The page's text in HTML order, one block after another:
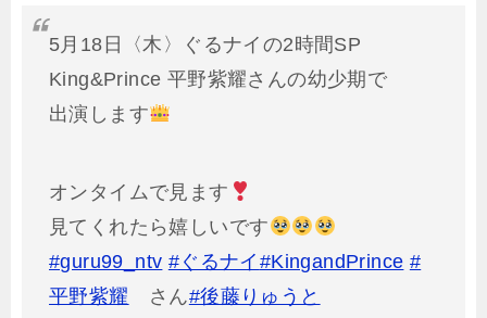
5月18日〈木〉ぐるナイの2時間SP
King&Prince 平野紫耀さんの幼少期で
出演します
オンタイムで見ます
見てくれたら嬉しいです
#guru99_ntv #ぐるナイ #KingandPrince #
平野紫耀 さん#後藤りゅうと